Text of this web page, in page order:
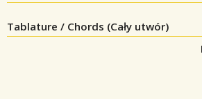
Tablature / Chords (Cały utwór)